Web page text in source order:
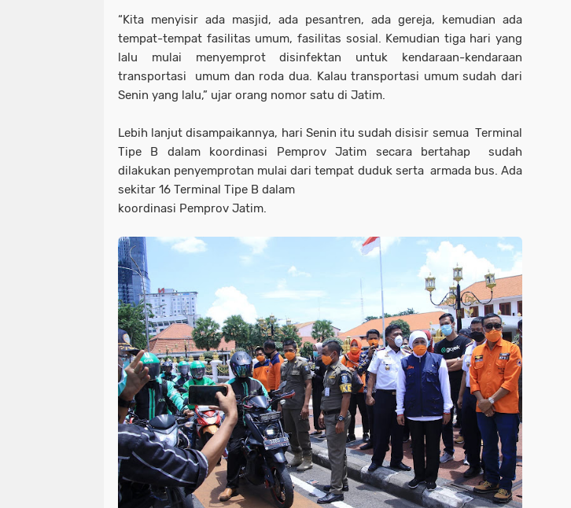
“Kita menyisir ada masjid, ada pesantren, ada gereja, kemudian ada
tempat-tempat fasilitas umum, fasilitas sosial. Kemudian tiga hari yang
lalu mulai menyemprot disinfektan untuk kendaraan-kendaraan
transportasi umum dan roda dua. Kalau transportasi umum sudah dari
Senin yang lalu,” ujar orang nomor satu di Jatim.
Lebih lanjut disampaikannya, hari Senin itu sudah disisir semua Terminal
Tipe B dalam koordinasi Pemprov Jatim secara bertahap sudah
dilakukan penyemprotan mulai dari tempat duduk serta armada bus. Ada
sekitar 16 Terminal Tipe B dalam
koordinasi Pemprov Jatim.